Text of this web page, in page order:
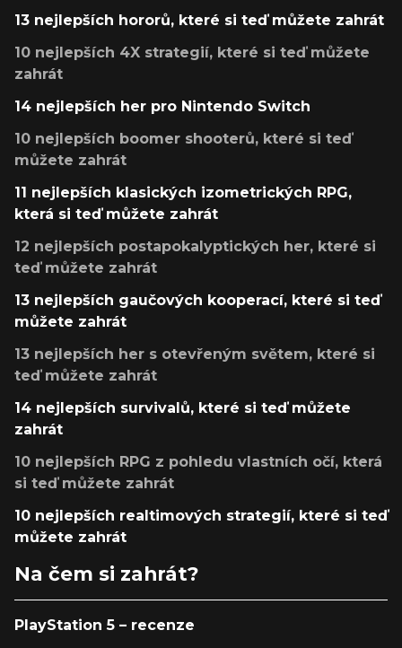
13 nejlepších hororů, které si teď můžete zahrát
10 nejlepších 4X strategií, které si teď můžete
zahrát
14 nejlepších her pro Nintendo Switch
10 nejlepších boomer shooterů, které si teď
můžete zahrát
11 nejlepších klasických izometrických RPG,
která si teď můžete zahrát
12 nejlepších postapokalyptických her, které si
teď můžete zahrát
13 nejlepších gaučových kooperací, které si teď
můžete zahrát
13 nejlepších her s otevřeným světem, které si
teď můžete zahrát
14 nejlepších survivalů, které si teď můžete
zahrát
10 nejlepších RPG z pohledu vlastních očí, která
si teď můžete zahrát
10 nejlepších realtimových strategií, které si teď
můžete zahrát
Na čem si zahrát?
PlayStation 5 – recenze